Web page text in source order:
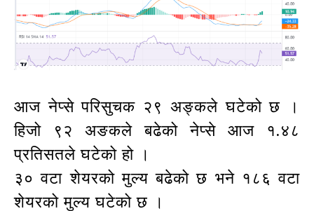
आज नेप्से परिसुचक २९ अङ्कले घटेको छ ।
हिजो ९२ अङकले बढेको नेप्से आज १.४८
प्रतिसतले घटेको हो ।
३० वटा शेयरको मुल्य बढेको छ भने १८६ वटा
शेयरको मुल्य घटेको छ ।